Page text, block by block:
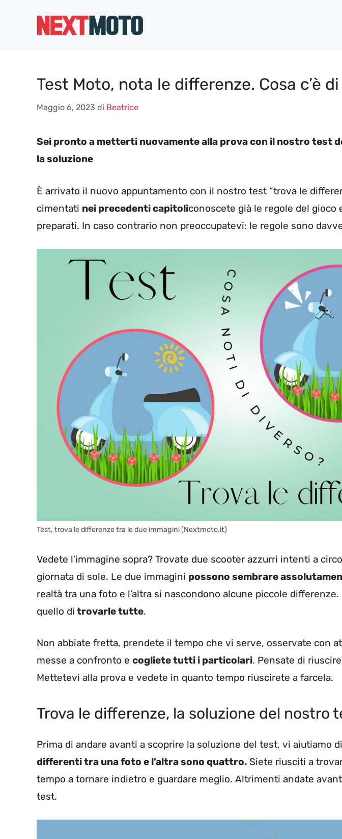
Test Moto, nota le differenze. Cosa c’è
Maggio 6, 2023 di Beatrice
Sei pronto a metterti nuovamente alla prova con il nostro test
la soluzione
È arrivato il nuovo appuntamento con il nostro test “trova le
cimentati nei precedenti capitoliconoscete già le regole del gioco
preparati. In caso contrario non preoccupatevi: le regole sono
Test, trova le differenze tra le due immagini (Nextmoto.it)
Vedete l’immagine sopra? Trovate due scooter azzurri intenti a
giornata di sole. Le due immagini possono sembrare
realtà tra una foto e l’altra si nascondono alcune piccole
quello di trovarle tutte.
Non abbiate fretta, prendete il tempo che vi serve, osservate con
messe a confronto e cogliete tutti i particolari. Pensate di
Mettetevi alla prova e vedete in quanto tempo riuscirete a farcela.
Trova le differenze, la soluzione del nostro
Prima di andare avanti a scoprire la soluzione del test, vi aiutiamo
differenti tra una foto e l’altra sono quattro. Siete riusciti a
tempo a tornare indietro e guardare meglio. Altrimenti andate
test.